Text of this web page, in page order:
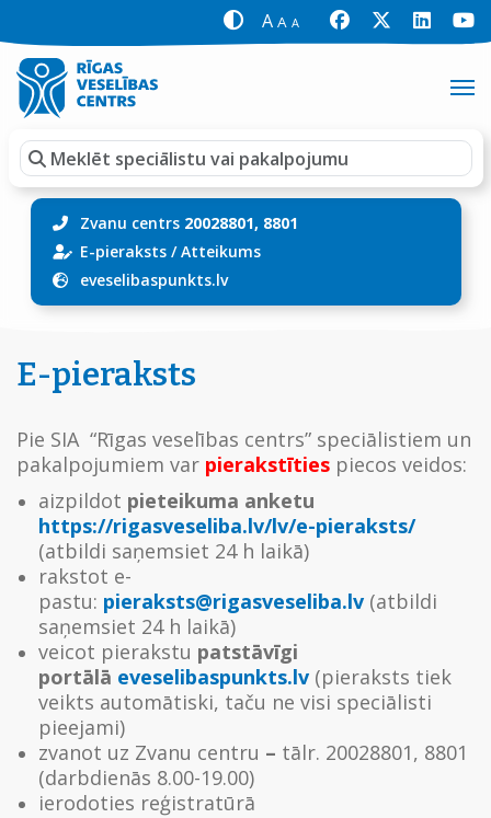
A A A
Zvanu centrs 20028801, 8801
E-pieraksts/Atteikums
eveselibaspunkts.lv
E-pieraksts
Pie SIA “Rīgas veselības centrs” speciālistiem un
pakalpojumiem var pierakstīties piecos veidos:
aizpildot pieteikuma anketu
https://rigasveseliba.lv/lv/e-pieraksts/
(atbildi saņemsiet 24 h laikā)
rakstot e-
pastu: pieraksts@rigasveseliba.lv (atbildi
saņemsiet 24 h laikā)
veicot pierakstu patstāvīgi
portālā eveselibaspunkts.lv (pieraksts tiek
veikts automātiski, taču ne visi speciālisti
pieejami)
zvanot uz Zvanu centru – tālr. 20028801, 8801
(darbdienās 8.00-19.00)
ierodoties reģistratūrā